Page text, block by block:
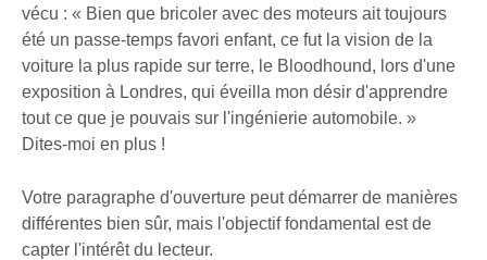
vécu : « Bien que bricoler avec des moteurs ait toujours
été un passe-temps favori enfant, ce fut la vision de la
voiture la plus rapide sur terre, le Bloodhound, lors d'une
exposition à Londres, qui éveilla mon désir d'apprendre
tout ce que je pouvais sur l'ingénierie automobile. »
Dites-moi en plus !
Votre paragraphe d'ouverture peut démarrer de manières
différentes bien sûr, mais l'objectif fondamental est de
capter l'intérêt du lecteur.